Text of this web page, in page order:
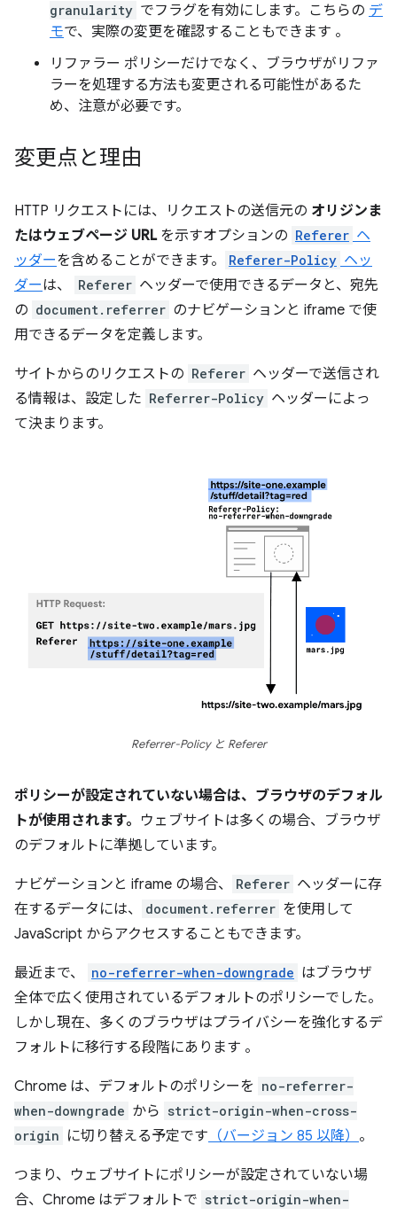
granularity でフラグを有効にします。こちらの デ
モで、実際の変更を確認することもできます 。
リファラー ポリシーだけでなく、ブラウザがリファ
ラーを処理する方法も変更される可能性があるた
め、注意が必要です。
変更点と理由
HTTP リクエストには、リクエストの送信元の オリジンま
たはウェブページ URLを示すオプションの Referer ヘ
ッダーを含めることができます。 Referer-Policy ヘッ
ダーは、 Referer ヘッダーで使用できるデータと、宛先
の document.referrer のナビゲーションと iframe で使
用できるデータを定義します。
サイトからのリクエストの Referer ヘッダーで送信され
る情報は、設定した Referrer-Policy ヘッダーによっ
て決まります。
Referrer-Policy と Referer
ポリシーが設定されていない場合は、ブラウザのデフォル
トが使用されます。 ウェブサイトは多くの場合、ブラウザ
のデフォルトに準拠しています。
ナビゲーションと iframe の場合、 Referer ヘッダーに存
在するデータには、
document.referrer を使用して
JavaScript からアクセスすることもできます。
最近まで、 no-referrer-when-downgrade はブラウザ
全体で広く使用されているデフォルトのポリシーでした。
しかし現在、多くのブラウザはプライバシーを強化するデ
フォルトに移行する段階にあります 。
Chrome は、デフォルトのポリシーを no-referrer-
when-downgrade から strict-origin-when-cross-
origin に切り替える予定です （バージョン 85 以降） 。
つまり、ウェブサイトにポリシーが設定されていない場
合、Chrome はデフォルトで strict-origin-when-